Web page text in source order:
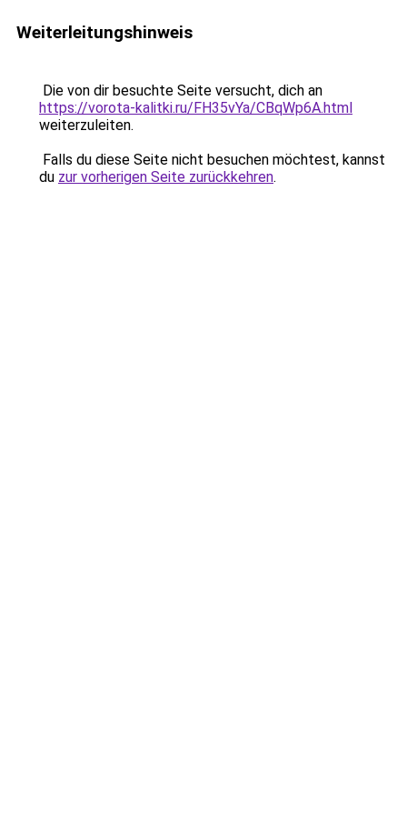
Weiterleitungshinweis
Die von dir besuchte Seite versucht, dich an
https://vorota-kalitki.ru/FH35vYa/CBqWp6A.html
weiterzuleiten.
Falls du diese Seite nicht besuchen möchtest, kannst
du zur vorherigen Seite zurückkehren.